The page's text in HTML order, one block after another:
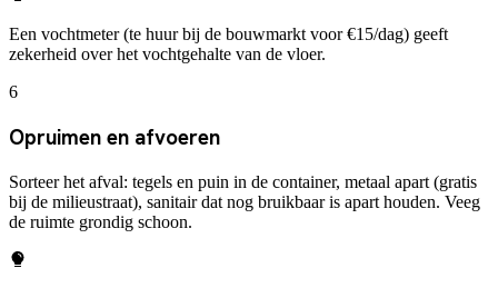
Een vochtmeter (te huur bij de bouwmarkt voor €15/dag) geeft
zekerheid over het vochtgehalte van de vloer.
6
Opruimen en afvoeren
Sorteer het afval: tegels en puin in de container, metaal apart (gratis
bij de milieustraat), sanitair dat nog bruikbaar is apart houden. Veeg
de ruimte grondig schoon.